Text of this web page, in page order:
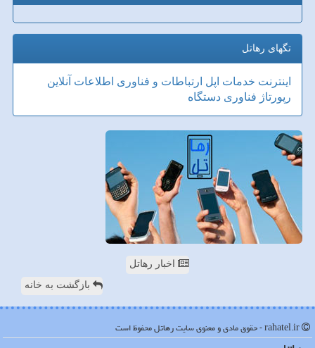
تگهای رهاتل
اینترنت خدمات اپل ارتباطات و فناوری اطلاعات آنلاین
رپورتاژ فناوری دستگاه
اخبار رهاتل
بازگشت به خانه